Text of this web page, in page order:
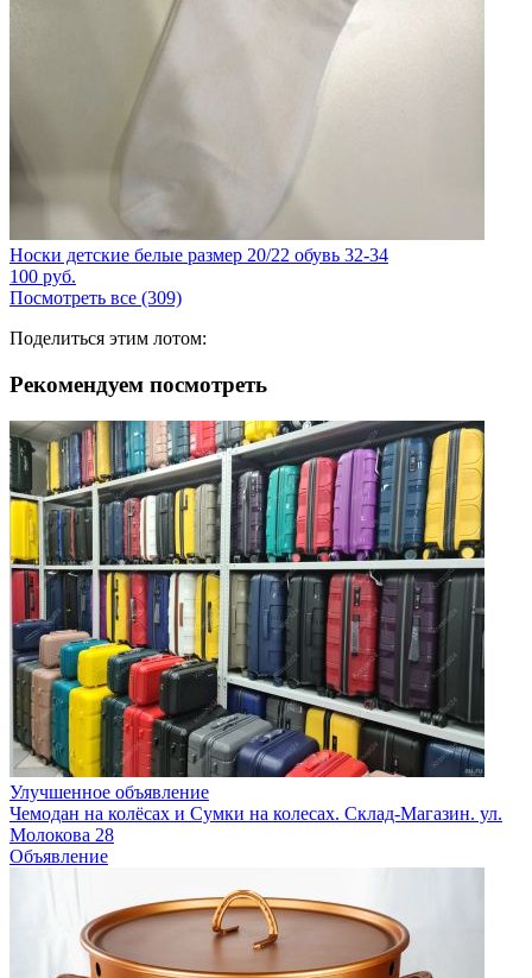
Носки детские белые размер 20/22 обувь 32-34
100 руб.
Посмотреть все (309)
Поделиться этим лотом:
Рекомендуем посмотреть
Улучшенное объявление
Чемодан на колёсах и Сумки на колесах. Склад-Магазин. ул.
Молокова 28
Объявление